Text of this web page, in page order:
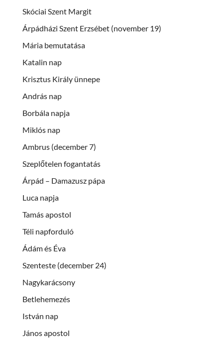
Skóciai Szent Margit
Árpádházi Szent Erzsébet (november 19)
Mária bemutatása
Katalin nap
Krisztus Király ünnepe
András nap
Borbála napja
Miklós nap
Ambrus (december 7)
Szeplőtelen fogantatás
Árpád – Damazusz pápa
Luca napja
Tamás apostol
Téli napforduló
Ádám és Éva
Szenteste (december 24)
Nagykarácsony
Betlehemezés
István nap
János apostol